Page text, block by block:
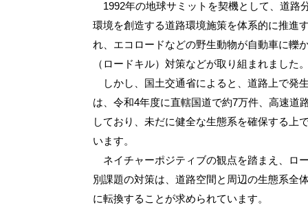
1992年の地球サミットを契機として、道路
環境を創造する道路環境施策を体系的に推進
れ、エコロードなどの野生動物が自動車に轢
（ロードキル）対策などが取り組まれました
しかし、国土交通省によると、道路上で発
は、令和4年度に直轄国道で約7万件、高速道
しており、未だに健全な生態系を確保する上
います。
ネイチャーポジティブの観点を踏まえ、ロ
別課題の対策は、道路空間と周辺の生態系全
に転換することが求められています。